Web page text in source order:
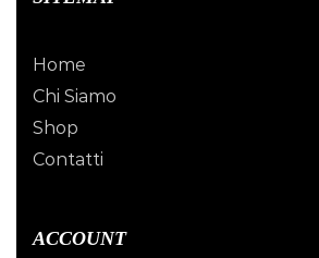
Home
Chi Siamo
Shop
Contatti
ACCOUNT